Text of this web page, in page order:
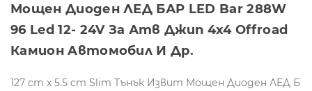
Мощен Диоден ЛЕД БАР LED Bar 288W
96 Led 12- 24V За Атв Джип 4х4 Offroad
Камион Aвтомобил И Др.
127 cm x 5.5 cm Slim Tънък Извит Мощен Диоден ЛЕД Б